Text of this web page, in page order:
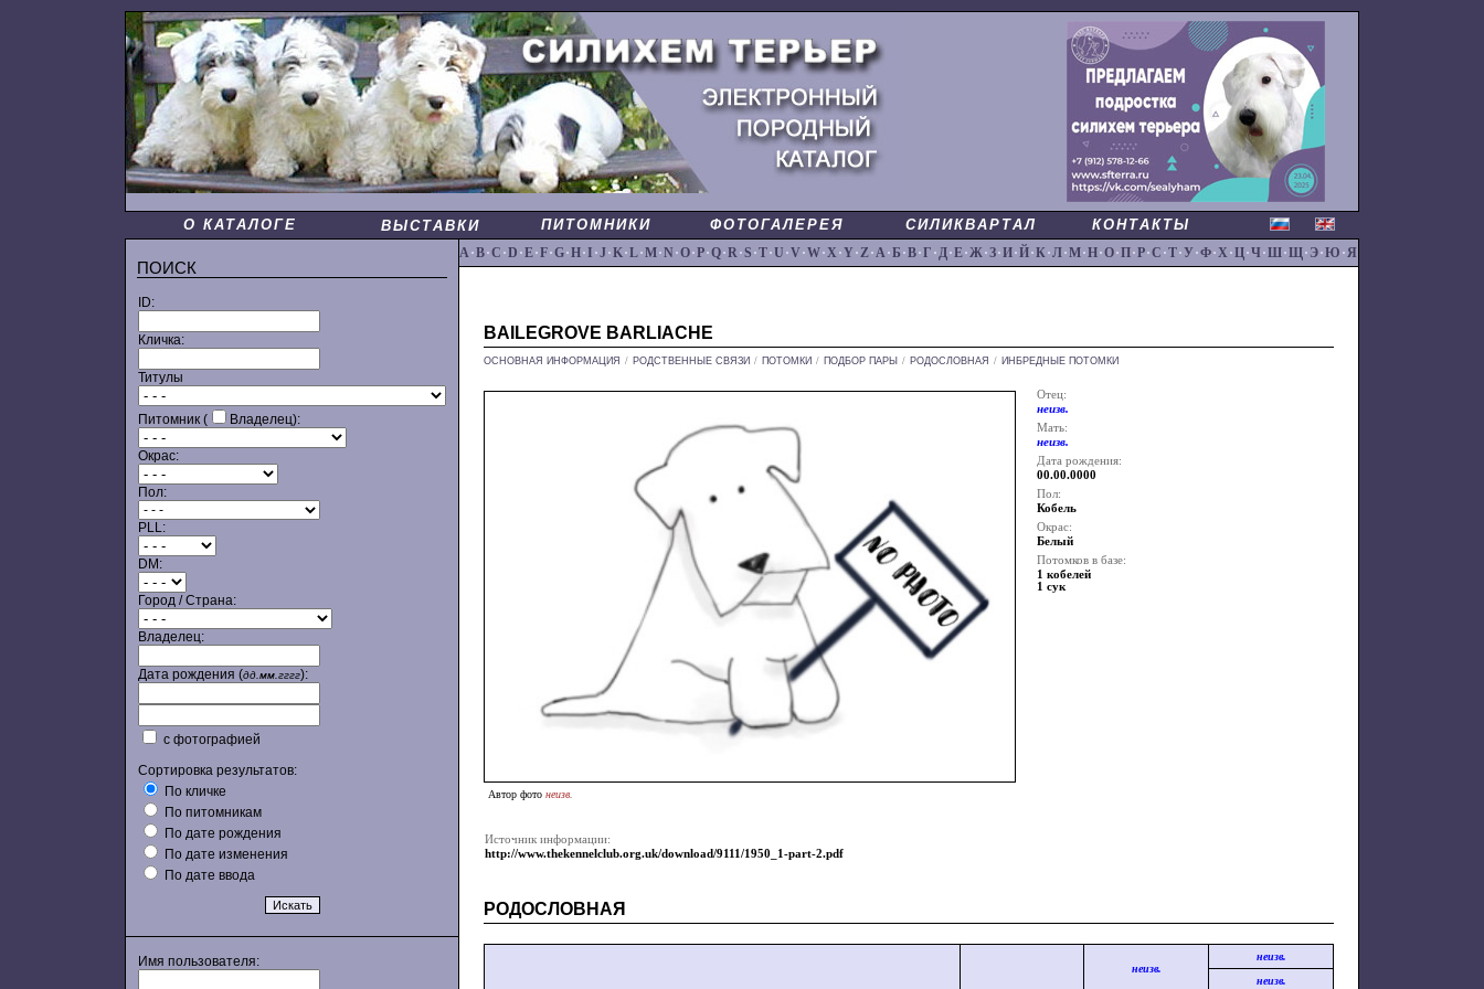
О КАТАЛОГЕ ВЫСТАВКИ ПИТОМНИКИ ФОТОГАЛЕРЕЯ СИЛИКВАРТАЛ КОНТАКТЫ
ПОИСК
ID:
Кличка:
Титулы
Питомник ( Владелец):
Окрас:
Пол:
PLL:
DM:
Город / Страна:
Владелец:
Дата рождения (дд.мм.гггг):
с фотографией
Сортировка результатов:
По кличке
По питомникам
По дате рождения
По дате изменения
По дате ввода
Имя пользователя:
A·B·C ·D ·E·F·G·H·I ·J·K·L·M·N·O·P·Q·R·S ·T·U ·V·W·X·Y ·Z·А·Б·В·Г ·Д·Е·Ж·З·И·Й·К·Л·М·Н·О·П·Р·С ·Т·У·Ф·Х·Ц·Ч·Ш·Щ· Э·Ю ·Я
BAILEGROVE BARLIACHE
ОСНОВНАЯ ИНФОРМАЦИЯ / РОДСТВЕННЫЕ СВЯЗИ / ПОТОМКИ / ПОДБОР ПАРЫ / РОДОСЛОВНАЯ / ИНБРЕДНЫЕ ПОТОМКИ
Автор фото неизв.
Отец:
неизв.
Мать:
неизв.
Дата рождения:
00.00.0000
Пол:
Кобель
Окрас:
Белый
Потомков в базе:
1 кобелей
1 сук
Источник информации:
http://www.thekennelclub.org.uk/download/9111/1950_1-part-2.pdf
РОДОСЛОВНАЯ
неизв.
неизв.
неизв.